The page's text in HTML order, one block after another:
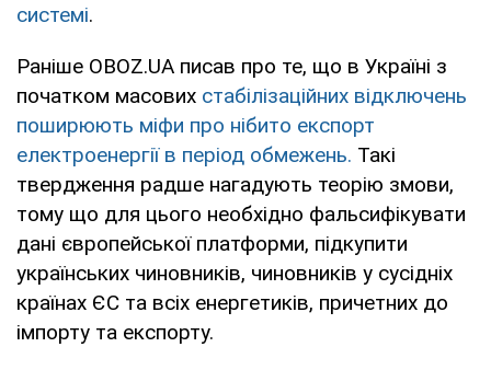
системі.
Раніше OBOZ.UA писав про те, що в Україні з
початком масових стабілізаційних відключень
поширюють міфи про нібито експорт
електроенергії в період обмежень. Такі
твердження радше нагадують теорію змови,
тому що для цього необхідно фальсифікувати
дані європейської платформи, підкупити
українських чиновників, чиновників у сусідніх
країнах ЄС та всіх енергетиків, причетних до
імпорту та експорту.